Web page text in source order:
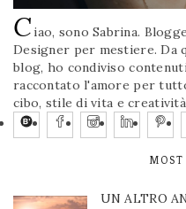
Ciao, sono Sabrina.
Designer per mestiere. Da
blog, ho condiviso
raccontato l'amore per
cibo, stile di vita e
UN ALTRO